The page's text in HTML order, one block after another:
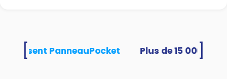
utilisent PanneauPocket